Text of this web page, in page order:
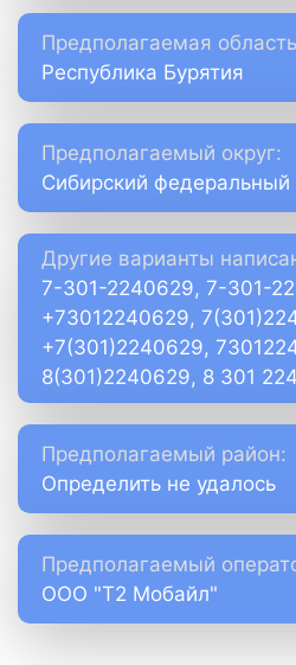
Предполагаемая
Республика Бурятия
Предполагаемый округ:
Сибирский федеральный
Другие варианты
7-301-2240629, 7-301-
+73012240629,
+7(301)2240629,
8(301)2240629, 8 301
Предполагаемый район:
Определить не удалось
Предполагаемый
ООО "Т2 Мобайл"